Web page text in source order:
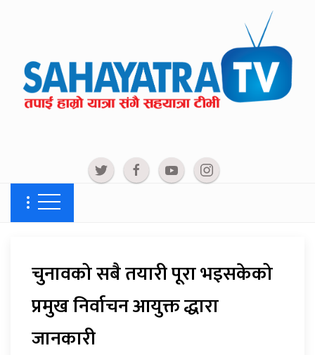
चुनावको सबै तयारी पूरा भइसकेको
प्रमुख निर्वाचन आयुक्त द्धारा
जानकारी